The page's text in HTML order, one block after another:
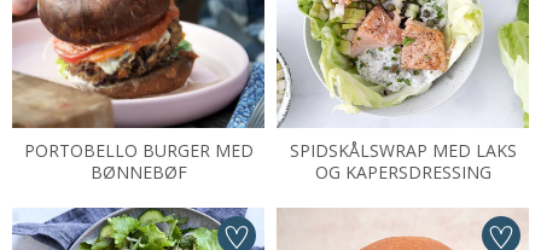
PORTOBELLO BURGER MED
BØNNEBØF
SPIDSKÅLSWRAP MED LAKS
OG KAPERSDRESSING